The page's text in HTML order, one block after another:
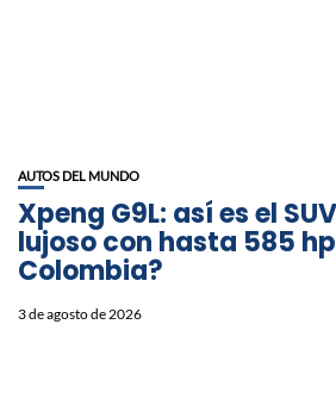
AUTOS DEL MUNDO
Xpeng G9L: así es el
lujoso con hasta 585
Colombia?
3 de agosto de 2026